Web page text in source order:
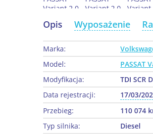
Opis Wyposażenie
Marka:
Model:
PASSAT
Modyfikacja:
TDI SCR
Data rejestracji:
17/03/
Przebieg:
110 074
Typ silnika:
Diesel